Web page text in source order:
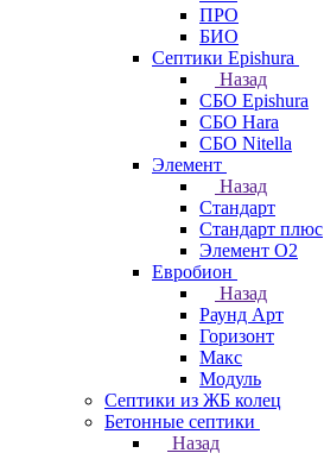
ПРО
БИО
Септики Epishura
Назад
СБО Epishura
СБО Hara
СБО Nitella
Элемент
Назад
Стандарт
Стандарт плюс
Элемент О2
Евробион
Назад
Раунд Арт
Горизонт
Макс
Модуль
Септики из ЖБ колец
Бетонные септики
Назад